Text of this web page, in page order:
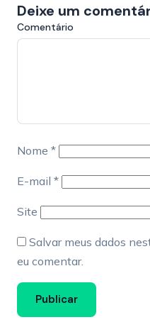
Deixe um
Comentário
Nome *
E-mail *
Site
Salvar meus dados
eu comentar.